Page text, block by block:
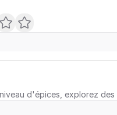
d'épices, explorez